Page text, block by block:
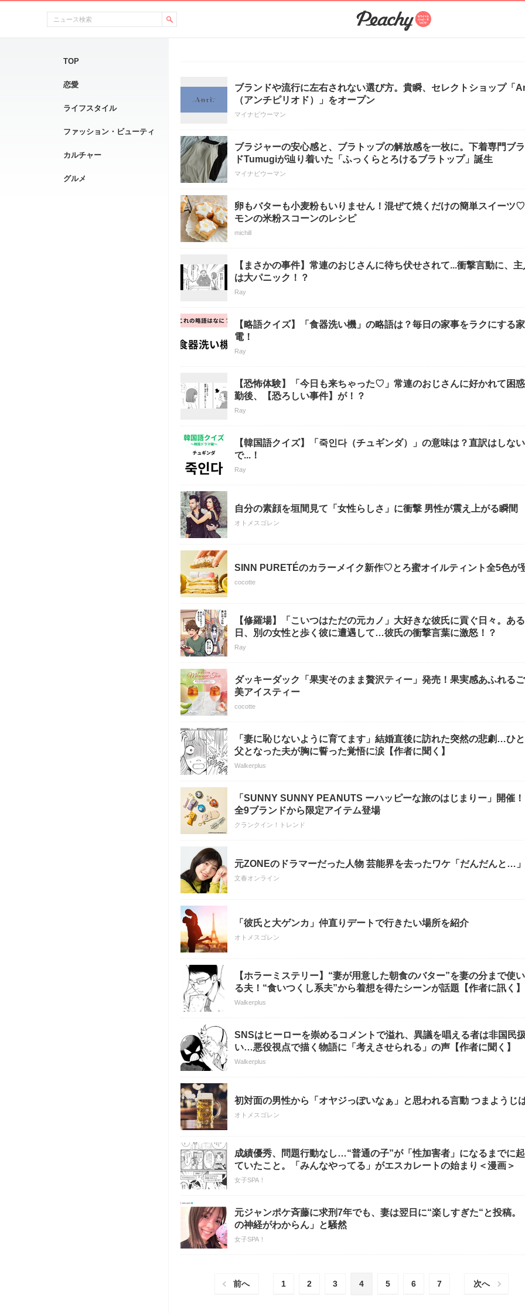
TOP
恋愛
ライフスタイル
ファッション・ビューティ
カルチャー
グルメ
ブランドや流行に左右されない選び方。貴瞬、セレクトショップ「
（アンチピリオド）」をオープン
マイナビウーマン
ブラジャーの安心感と、ブラトップの解放感を一枚に。下着専門ブ
ドTumugiが辿り着いた「ふっくらとろけるブラトップ」誕生
マイナビウーマン
卵もバターも小麦粉もいりません！混ぜて焼くだけの簡単スイーツ
モンの米粉スコーンのレシピ
michill
【まさかの事件】常連のおじさんに待ち伏せされて...衝撃言動に、主
は大パニック！？
Ray
【略語クイズ】「食器洗い機」の略語は？毎日の家事をラクにする家
電！
Ray
【恐怖体験】「今日も来ちゃった♡」常連のおじさんに好かれて困
勤後、【恐ろしい事件】が！？
Ray
【韓国語クイズ】「죽인다（チュギンダ）」の意味は？直訳はしない
で...！
Ray
自分の素顔を垣間見て「女性らしさ」に衝撃 男性が震え上がる瞬間
オトメスゴレン
SINN PURETÉのカラーメイク新作♡とろ蜜オイルティント全5色が
cocotte
【修羅場】「こいつはただの元カノ」大好きな彼氏に貢ぐ日々。ある
日、別の女性と歩く彼に遭遇して…彼氏の衝撃言葉に激怒！？
Ray
ダッキーダック「果実そのまま贅沢ティー」発売！果実感あふれる
美アイスティー
cocotte
「妻に恥じないように育てます」結婚直後に訪れた突然の悲劇…ひと
父となった夫が胸に誓った覚悟に涙【作者に聞く】
Walkerplus
「SUNNY SUNNY PEANUTS ーハッピーな旅のはじまりー」開催
全9ブランドから限定アイテム登場
クランクイン！トレンド
元ZONEのドラマーだった人物 芸能界を去ったワケ「だんだんと…」
文春オンライン
「彼氏と大ゲンカ」仲直りデートで行きたい場所を紹介
オトメスゴレン
【ホラーミステリー】“妻が用意した朝食のバター”を妻の分まで使
る夫！“食いつくし系夫”から着想を得たシーンが話題【作者に訊く】
Walkerplus
SNSはヒーローを崇めるコメントで溢れ、異議を唱える者は非国民扱
い…悪役視点で描く物語に「考えさせられる」の声【作者に聞く】
Walkerplus
初対面の男性から「オヤジっぽいなぁ」と思われる言動 つまようじ
オトメスゴレン
成績優秀、問題行動なし…“普通の子”が「性加害者」になるまでに
ていたこと。「みんなやってる」がエスカレートの始まり＜漫画＞
女子SPA！
元ジャンポケ斉藤に求刑7年でも、妻は翌日に“楽しすぎた“と投稿。
の神経がわからん」と騒然
女子SPA！
前へ 1 2 3 4 5 6 7 次へ